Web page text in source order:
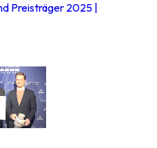
Preisträger 2025 |